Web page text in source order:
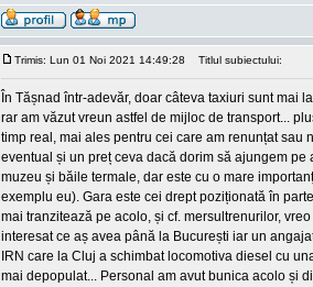
Trimis: Lun 01 Noi 2021 14:49:28 Titlul subiectului:
În Tășnad într-adevăr, doar câteva taxiuri sunt mai
rar am văzut vreun astfel de mijloc de transport...
timp real, mai ales pentru cei care am renunțat sau
eventual și un preț ceva dacă dorim să ajungem
muzeu și băile termale, dar este cu o mare
exemplu eu). Gara este cei drept poziționată în
mai tranzitează pe acolo, și cf. mersultrenurilor,
interesat ce aș avea până la București iar un
IRN care la Cluj a schimbat locomotiva diesel cu
mai depopulat... Personal am avut bunica acolo și